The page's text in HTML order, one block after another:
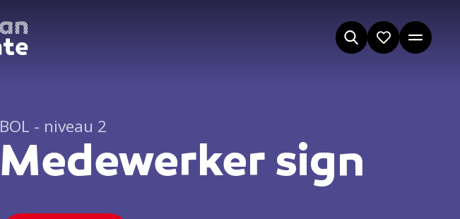
BOL - niveau 2
Medewerker sign